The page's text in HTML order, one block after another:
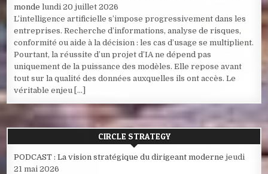
monde lundi 20 juillet 2026
L’intelligence artificielle s’impose progressivement dans les
entreprises. Recherche d’informations, analyse de risques,
conformité ou aide à la décision : les cas d’usage se multiplient.
Pourtant, la réussite d’un projet d’IA ne dépend pas
uniquement de la puissance des modèles. Elle repose avant
tout sur la qualité des données auxquelles ils ont accès. Le
véritable enjeu […]
CIRCLE STRATEGY
PODCAST : La vision stratégique du dirigeant moderne jeudi
21 mai 2026